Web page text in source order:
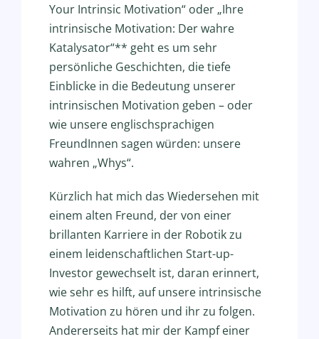
Your Intrinsic Motivation“ oder „Ihre
intrinsische Motivation: Der wahre
Katalysator“** geht es um sehr
persönliche Geschichten, die tiefe
Einblicke in die Bedeutung unserer
intrinsischen Motivation geben – oder
wie unsere englischsprachigen
FreundInnen sagen würden: unsere
wahren „Whys“.
Kürzlich hat mich das Wiedersehen mit
einem alten Freund, der von einer
brillanten Karriere in der Robotik zu
einem leidenschaftlichen Start-up-
Investor gewechselt ist, daran erinnert,
wie sehr es hilft, auf unsere intrinsische
Motivation zu hören und ihr zu folgen.
Andererseits hat mir der Kampf einer